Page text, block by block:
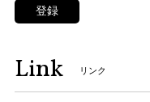
登録
Link リンク